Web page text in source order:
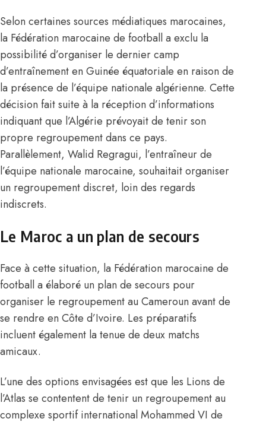
Selon certaines sources médiatiques marocaines,
la Fédération marocaine de football a exclu la
possibilité d’organiser le dernier camp
d’entraînement en Guinée équatoriale en raison de
la présence de l’équipe nationale algérienne. Cette
décision fait suite à la réception d’informations
indiquant que l’Algérie prévoyait de tenir son
propre regroupement dans ce pays.
Parallèlement, Walid Regragui, l’entraîneur de
l’équipe nationale marocaine, souhaitait organiser
un regroupement discret, loin des regards
indiscrets.
Le Maroc a un plan de secours
Face à cette situation, la Fédération marocaine de
football a élaboré un plan de secours pour
organiser le regroupement au Cameroun avant de
se rendre en Côte d’Ivoire. Les préparatifs
incluent également la tenue de deux matchs
amicaux.
L’une des options envisagées est que les Lions de
l’Atlas se contentent de tenir un regroupement au
complexe sportif international Mohammed VI de